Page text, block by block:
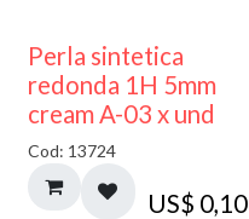
Perla sintetica
redonda 1H 5mm
cream A-03 x und
Cod: 13724
US$ 0,10